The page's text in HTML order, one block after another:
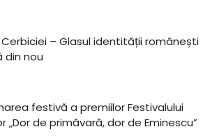
Cerbiciei – Glasul identității românești
din nou
festivă a premiilor Festivalului
„Dor de primăvară, dor de Eminescu”